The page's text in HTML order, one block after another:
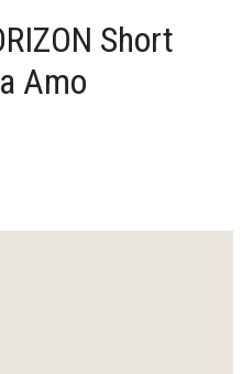
Short
Amo